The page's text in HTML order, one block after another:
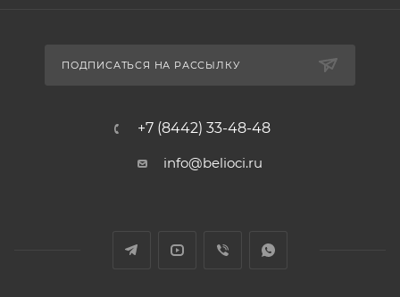
ПОДПИСАТЬСЯ НА РАССЫЛКУ
+7 (8442) 33-48-48
info@belioci.ru